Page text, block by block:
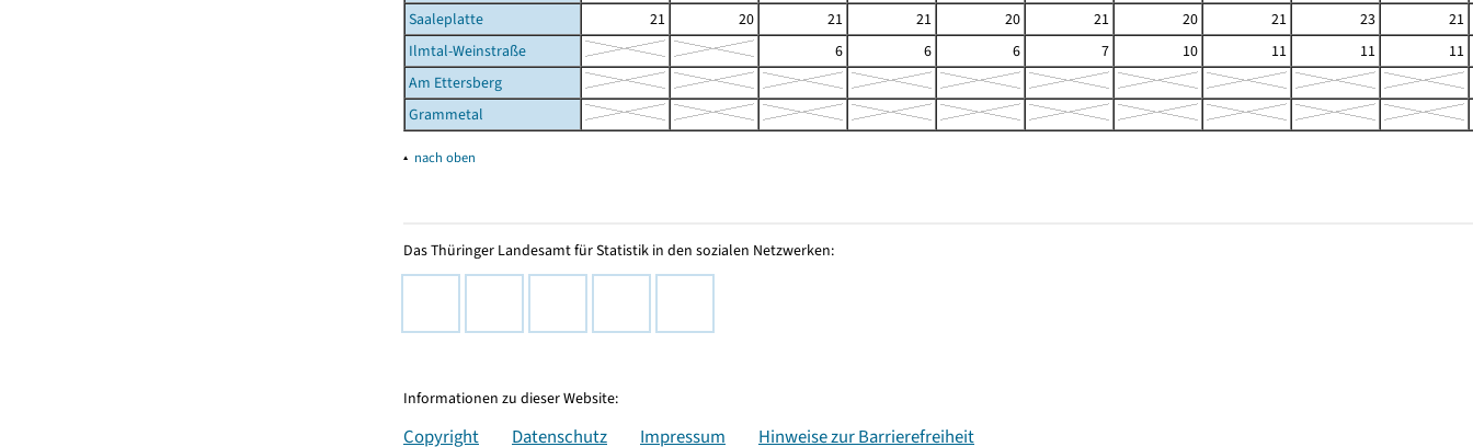
Saaleplatte
21 20 21 21 20 21 20 21 23
21
Ilmtal-Weinstraße
6 6 6 7 10 11 11
11
Am Ettersberg
Grammetal
▴ nach oben
Das Thüringer Landesamt für Statistik in den sozialen Netzwerken:
Informationen zu dieser Website:
Copyright Datenschutz Impressum Hinweise zur Barrierefreiheit